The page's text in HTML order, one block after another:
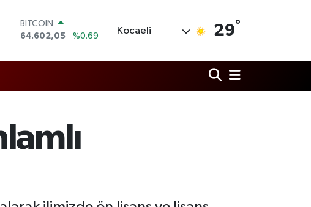
DOLAR
47,6006
%0.06
55,0250
%0.02
13.768
%48
BITCOIN
Kocaeli 29°